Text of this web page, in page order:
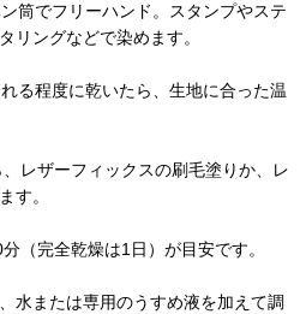
筒でフリーハンド。スタンプやステ
リングなどで染めます。
る程度に乾いたら、生地に合った温
レザーフィックスの刷毛塗りか、レ
す。
（完全乾燥は1日）が目安です。
水または専用のうすめ液を加えて調